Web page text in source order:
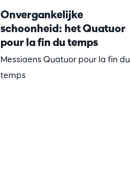
Onvergankelijke
schoonheid: het Quatuor
pour la fin du temps
Messiaens Quatuor pour la fin du
temps